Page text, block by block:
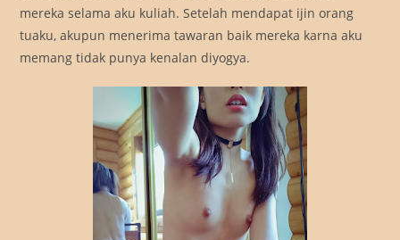
mereka selama aku kuliah. Setelah mendapat ijin orang
tuaku, akupun menerima tawaran baik mereka karna aku
memang tidak punya kenalan diyogya.